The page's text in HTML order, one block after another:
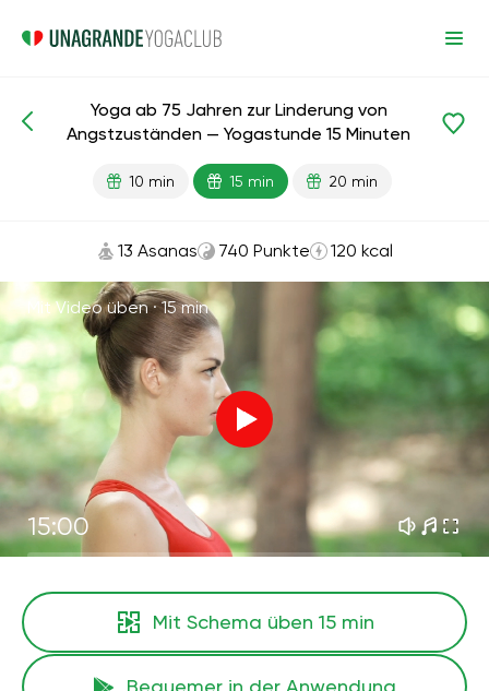
Fertige Lektionen Alter
Yoga ab 75 Jahren zur Linderung von
Angstzuständen — Yogastunde 15 Minuten
10 min 15 min 20 min
13 Asanas 740 Punkte 120 kcal
Mit Video üben ·15 min
15:00
Mit Schema üben 15 min
Bequemer in der Anwendung